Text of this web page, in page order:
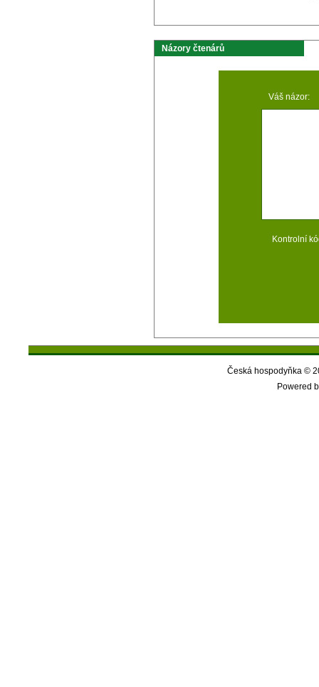
Názory čtenárů
Váš názor:
Kontrolní
Česká hospodyňka ©
Powered